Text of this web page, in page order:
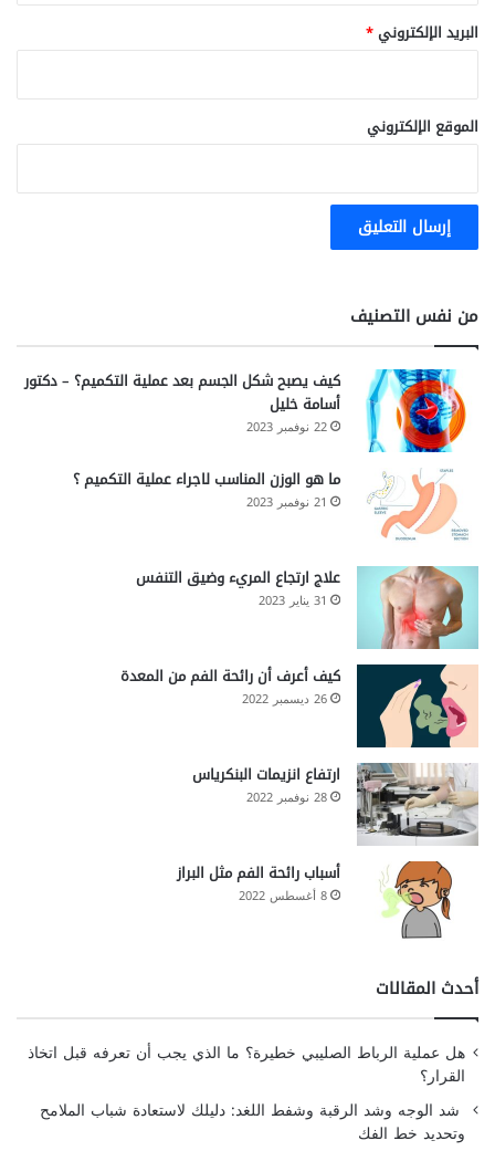
البريد الإلكتروني*
الموقع الإلكتروني
من نفس التصنيف
كيف يصبح شكل الجسم بعد عملية التكميم؟ – دكتور
أسامة خليل
22 نوفمبر 2023
ما هو الوزن المناسب لاجراء عملية التكميم ؟
21 نوفمبر 2023
علاج ارتجاع المريء وضيق التنفس
31 يناير 2023
كيف أعرف أن رائحة الفم من المعدة
26 ديسمبر 2022
ارتفاع انزيمات البنكرياس
28 نوفمبر 2022
أسباب رائحة الفم مثل البراز
8 أغسطس 2022
أحدث المقالات
هل عملية الرباط الصليبي خطيرة؟ ما الذي يجب أن تعرفه قبل اتخاذ
القرار؟
شد الوجه وشد الرقبة وشفط اللغد: دليلك لاستعادة شباب الملامح
وتحديد خط الفك